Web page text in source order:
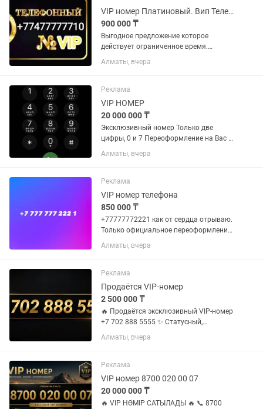
VIP номер Платиновый. Вип Теле2, Vip Tele2 номер все 777777 семерки. Круто
900 000 ₸
Выгодное предложение которое
действует ограниченное время.
Успейте приобрести. Продам крутой
VIP номер Платиновый, Лучший
для тех кто хочет подчеркнуть свой...
Алматы, вчера
Реклама
VIP НОМЕР
20 000 000 ₸
Эксклюзивный номер Только две
цифры, 0 и 7 Переоформление на Вас в
Алматы, вчера
Реклама
VIP номер телефона
850 000 ₸
+77777772221 как от сердца отрываю.
Только официальное переоформление
в офисе Beeline. Перекупщикам с
неадекватными предложениями не
Алматы, вчера
Реклама
Продаётся VIP-номер
2 500 000 ₸
🔥 Продаётся эксклюзивный VIP-номер
+7 702 888 5555 ✨ Статусный,
красивый и легко запоминающийся
номер. Идеально подойдёт для
Алматы, вчера
Реклама
VIP номер 8700 020 00 07
20 000 000 ₸
🔥 VIP НӨМІР САТЫЛАДЫ 🔥 📞 8700